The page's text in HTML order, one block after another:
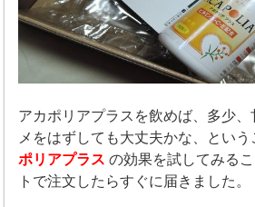
アカポリアプラスを飲めば、多少
メをはずしても大丈夫かな、という
ポリアプラス の効果を試してみる
トで注文したらすぐに届きました。